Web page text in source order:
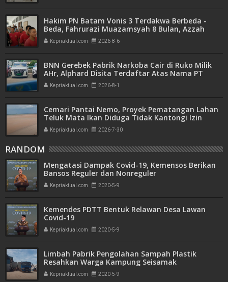
Hakim PN Batam Vonis 3 Terdakwa Berbeda -
Beda, Fahrurazi Muazamsyah 8 Bulan, Azzah
Azzurah dan Risma Divonis 2 Tahun 6 Bulan
Kepriaktual.com 2026-8-6
BNN Gerebek Pabrik Narkoba Cair di Ruko Milik
AHr, Alphard Disita Terdaftar Atas Nama PT
Mitra Usaha Properti
Kepriaktual.com 2026-8-1
Cemari Pantai Nemo, Proyek Pematangan Lahan
Teluk Mata Ikan Diduga Tidak Kantongi Izin
Amdal
Kepriaktual.com 2026-7-30
RANDOM
Mengatasi Dampak Covid-19, Kemensos Berikan
Bansos Reguler dan Nonreguler
Kepriaktual.com 2020-5-9
Kemendes PDTT Bentuk Relawan Desa Lawan
Covid-19
Kepriaktual.com 2020-5-9
Limbah Pabrik Pengolahan Sampah Plastik
Resahkan Warga Kampung Seisamak
Kepriaktual.com 2020-5-9